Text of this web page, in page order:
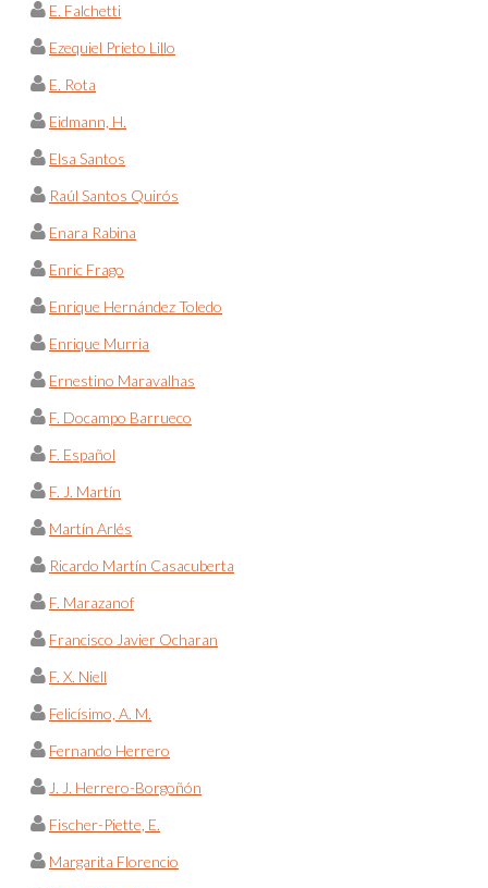
E. Falchetti
Ezequiel Prieto Lillo
E. Rota
Eidmann, H.
Elsa Santos
Raúl Santos Quirós
Enara Rabina
Enric Frago
Enrique Hernández Toledo
Enrique Murria
Ernestino Maravalhas
F. Docampo Barrueco
F. Español
F. J. Martín
Martín Arlés
Ricardo Martín Casacuberta
F. Marazanof
Francisco Javier Ocharan
F. X. Niell
Felicísimo, A. M.
Fernando Herrero
J. J. Herrero-Borgoñón
Fischer-Piette, E.
Margarita Florencio